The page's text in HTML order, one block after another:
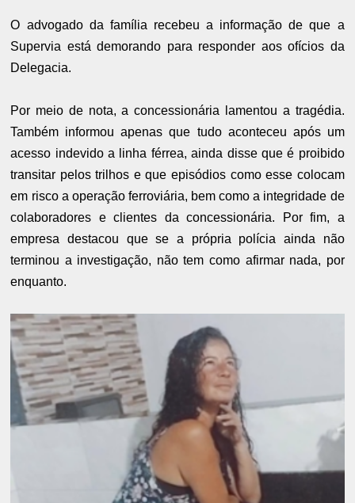
O advogado da família recebeu a informação de que a
Supervia está demorando para responder aos ofícios da
Delegacia.
Por meio de nota, a concessionária lamentou a tragédia.
Também informou apenas que tudo aconteceu após um
acesso indevido a linha férrea, ainda disse que é proibido
transitar pelos trilhos e que episódios como esse colocam
em risco a operação ferroviária, bem como a integridade de
colaboradores e clientes da concessionária. Por fim, a
empresa destacou que se a própria polícia ainda não
terminou a investigação, não tem como afirmar nada, por
enquanto.